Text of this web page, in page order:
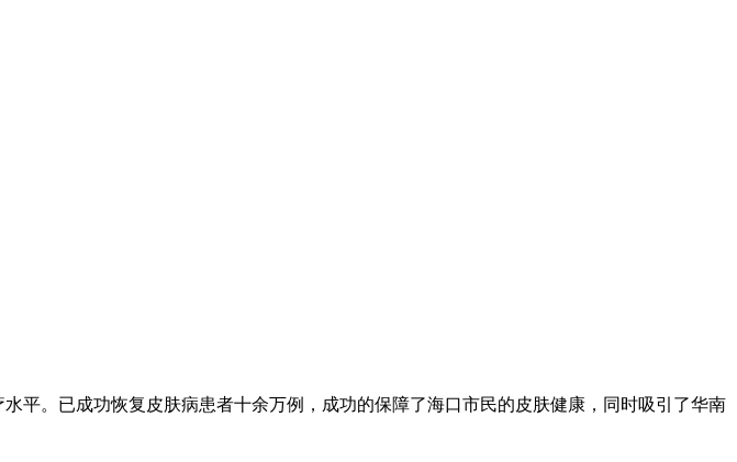
平。已成功恢复皮肤病患者十余万例，成功的保障了海口市民的皮肤健康，同时吸引了华南